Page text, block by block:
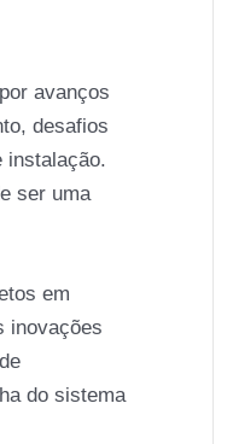
avanços
desafios
instalação.
ser uma
em
inovações
do sistema